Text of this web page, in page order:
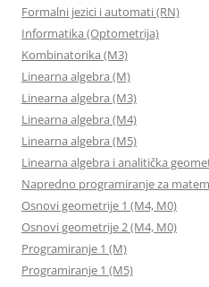
Formalni jezici i automati (RN)
Informatika (Optometrija)
Kombinatorika (M3)
Linearna algebra (M)
Linearna algebra (M3)
Linearna algebra (M4)
Linearna algebra (M5)
Linearna algebra i analitička
Napredno programiranje za
Osnovi geometrije 1 (M4, M0)
Osnovi geometrije 2 (M4, M0)
Programiranje 1 (M)
Programiranje 1 (M5)